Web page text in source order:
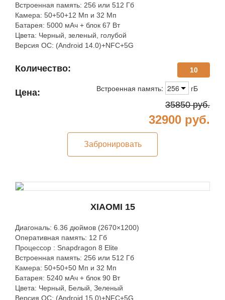
Встроенная память: 256 или 512 Гб
Камера: 50+50+12 Мп и 32 Мп
Батарея: 5000 мАч + блок 67 Вт
Цвета: Черный, зеленый, голубой
Версия ОС: (Android 14.0)+NFC+5G
Количество: 10
Встроенная память: 256 гБ
Цена:
35850руб.
32900руб.
Забронировать
XIAOMI 15
Диагональ: 6.36 дюймов (2670×1200)
Оперативная память: 12 Гб
Процессор : Snapdragon 8 Elite
Встроенная память: 256 или 512 Гб
Камера: 50+50+50 Мп и 32 Мп
Батарея: 5240 мАч + блок 90 Вт
Цвета: Черный, Белый, Зеленый
Версия ОС: (Android 15.0)+NFC+5G